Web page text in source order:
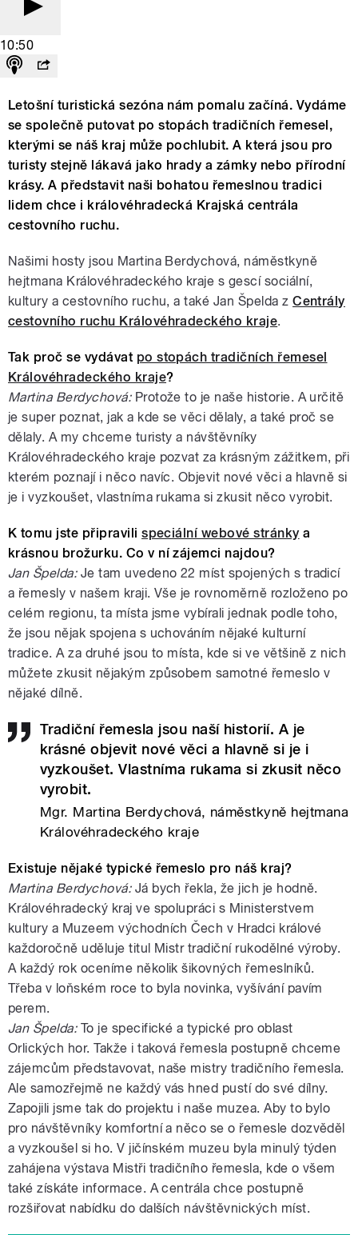
10:50
Letošní turistická sezóna nám pomalu začíná. Vydáme
se společně putovat po stopách tradičních řemesel,
kterými se náš kraj může pochlubit. A která jsou pro
turisty stejně lákavá jako hrady a zámky nebo přírodní
krásy. A představit naši bohatou řemeslnou tradici
lidem chce i královéhradecká Krajská centrála
cestovního ruchu.
Našimi hosty jsou Martina Berdychová, náměstkyně
hejtmana Královéhradeckého kraje s gescí sociální,
kultury a cestovního ruchu, a také Jan Špelda zCentrály
cestovního ruchu Královéhradeckého kraje.
Tak proč se vydávat po stopách tradičních řemesel
Královéhradeckého kraje?
Martina Berdychová:Protože to je naše historie. A určitě
je super poznat, jak a kde se věci dělaly, a také proč se
dělaly. A my chceme turisty a návštěvníky
Královéhradeckého kraje pozvat za krásným zážitkem, při
kterém poznají i něco navíc. Objevit nové věci a hlavně si
je i vyzkoušet, vlastníma rukama si zkusit něco vyrobit.
K tomu jste připravilispeciální webové stránky a
krásnou brožurku. Co v ní zájemci najdou?
Jan Špelda:Je tam uvedeno 22 míst spojených s tradicí
a řemesly v našem kraji. Vše je rovnoměrně rozloženo po
celém regionu, ta místa jsme vybírali jednak podle toho,
že jsou nějak spojena s uchováním nějaké kulturní
tradice. A za druhé jsou to místa, kde si ve většině z nich
můžete zkusit nějakým způsobem samotné řemeslo v
nějaké dílně.
Tradiční řemesla jsou naší historií. A je
krásné objevit nové věci a hlavně si je i
vyzkoušet. Vlastníma rukama si zkusit něco
vyrobit.
Mgr. Martina Berdychová, náměstkyně hejtmana
Královéhradeckého kraje
Existuje nějaké typické řemeslo pro náš kraj?
Martina Berdychová:Já bych řekla, že jich je hodně.
Královéhradecký kraj ve spolupráci s Ministerstvem
kultury a Muzeem východních Čech v Hradci králové
každoročně uděluje titul Mistr tradiční rukodělné výroby.
A každý rok oceníme několik šikovných řemeslníků.
Třeba v loňském roce to byla novinka, vyšívání pavím
perem.
Jan Špelda:To je specifické a typické pro oblast
Orlických hor. Takže i taková řemesla postupně chceme
zájemcům představovat, naše mistry tradičního řemesla.
Ale samozřejmě ne každý vás hned pustí do své dílny.
Zapojili jsme tak do projektu i naše muzea. Aby to bylo
pro návštěvníky komfortní a něco se o řemesle dozvěděl
a vyzkoušel si ho. V jičínském muzeu byla minulý týden
zahájena výstava Mistři tradičního řemesla, kde o všem
také získáte informace. A centrála chce postupně
rozšiřovat nabídku do dalších návštěvnických míst.